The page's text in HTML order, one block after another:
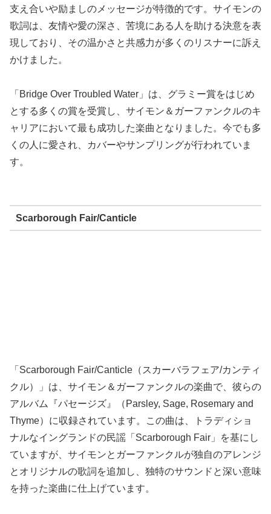
支え合いや励ましのメッセージが特徴的です。サイモンの
歌詞は、友情や愛の深さ、苦境にある人を助ける決意を表
現しており、その温かさと共感力が多くのリスナーに訴え
かけました。
「Bridge Over Troubled Water」は、グラミー賞をはじめ
とする多くの賞を受賞し、サイモン＆ガーファンクルのキ
ャリアにおいて最も成功した楽曲となりました。今でも多
くの人に愛され、カバーやサンプリングが行われていま
す。
Scarborough Fair/Canticle
「Scarborough Fair/Canticle（スカーバラフェア/カンティ
クル）」は、サイモン＆ガーファンクルの楽曲で、彼らの
アルバム『パセージズ』（Parsley, Sage, Rosemary and
Thyme）に収録されています。この曲は、トラディショ
ナルなイングランドの民謡「Scarborough Fair」を基にし
ていますが、サイモンとガーファンクルが独自のアレンジ
とオリジナルの歌詞を追加し、独特のサウンドと深い意味
を持った楽曲に仕上げています。